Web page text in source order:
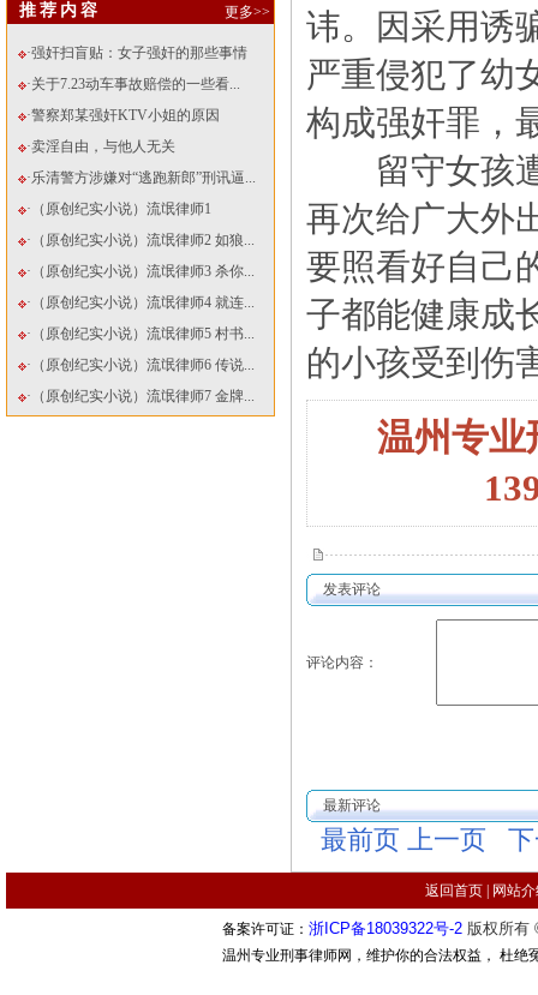
推荐内容 更多>>
·强奸扫盲贴：女子强奸的那些事情
·关于7.23动车事故赔偿的一些看...
·警察郑某强奸KTV小姐的原因
·卖淫自由，与他人无关
·乐清警方涉嫌对“逃跑新郎”刑讯逼...
·（原创纪实小说）流氓律师1
·（原创纪实小说）流氓律师2 如狼...
·（原创纪实小说）流氓律师3 杀你...
·（原创纪实小说）流氓律师4 就连...
·（原创纪实小说）流氓律师5 村书...
·（原创纪实小说）流氓律师6 传说...
·（原创纪实小说）流氓律师7 金牌...
讳。因采用诱
严重侵犯了幼
构成强奸罪，
留守女孩遭
再次给广大外
要照看好自己
子都能健康成
的小孩受到伤
温州专业
发表评论
评论内容：
最新评论
最前页 上一页
返回首页 网站
备案许可证： 浙ICP备18039322号-2 版权所
温州专业刑事律师网，维护你的合法权益， 杜绝冤案错案的